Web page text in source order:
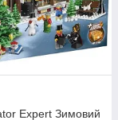
Expert Зимовий